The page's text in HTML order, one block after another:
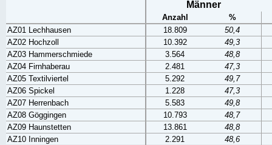
Männer
Anzahl
%
AZ01 Lechhausen
18.809
50,4
AZ02 Hochzoll
10.392
49,3
AZ03 Hammerschmiede
3.564
48,8
AZ04 Firnhaberau
2.481
47,3
AZ05 Textilviertel
5.292
49,7
AZ06 Spickel
1.228
47,3
AZ07 Herrenbach
5.583
49,8
AZ08 Göggingen
10.793
48,7
AZ09 Haunstetten
13.861
48,8
AZ10 Inningen
2.291
48,6